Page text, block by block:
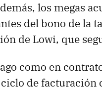
los megas
del bono de la
de Lowi, que
como en
de facturación